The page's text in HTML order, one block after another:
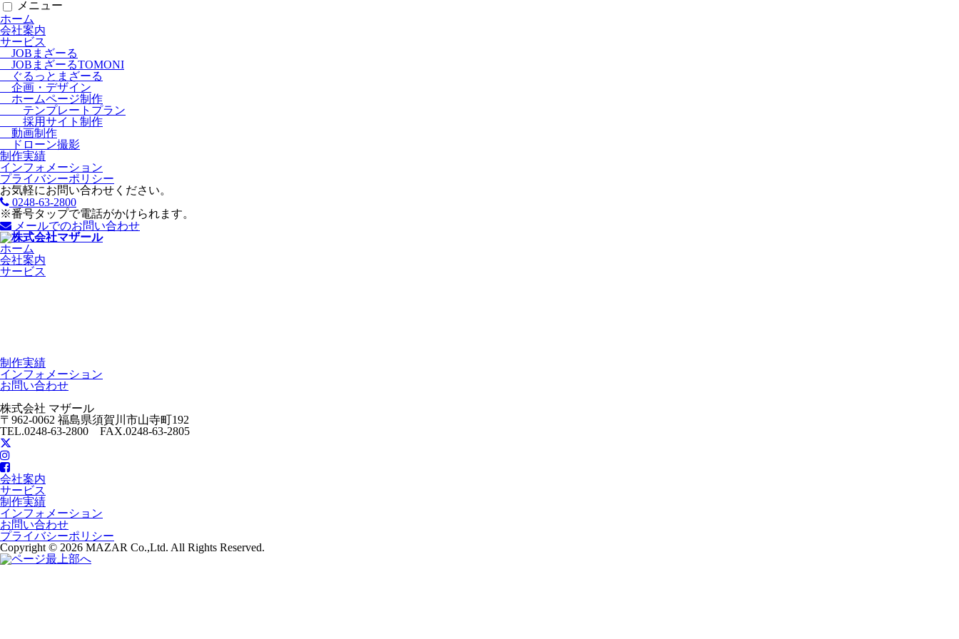
メニュー
ホーム
会社案内
サービス
JOBまざーる
JOBまざーるTOMONI
ぐるっとまざーる
企画・デザイン
ホームページ制作
テンプレートプラン
採用サイト制作
動画制作
ドローン撮影
制作実績
インフォメーション
プライバシーポリシー
お気軽にお問い合わせください。
0248-63-2800
※番号タップで電話がかけられます。
メールでのお問い合わせ
ホーム
会社案内
サービス
制作実績
インフォメーション
お問い合わせ
株式会社 マザール
〒962-0062 福島県須賀川市山寺町192
TEL.0248-63-2800 FAX.0248-63-2805
会社案内
サービス
制作実績
インフォメーション
お問い合わせ
プライバシーポリシー
Copyright © 2026 MAZAR Co.,Ltd. All Rights Reserved.